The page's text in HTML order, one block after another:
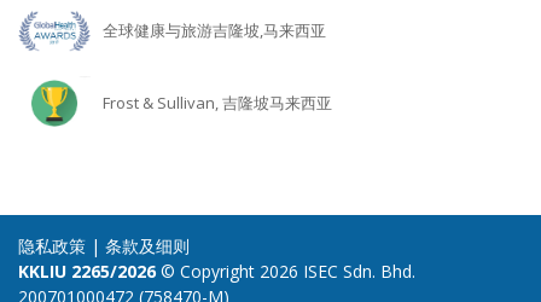
全球健康与旅游吉隆坡,马来西亚
Frost & Sullivan, 吉隆坡马来西亚
隐私政策 | 条款及细则
KKLIU 2265/2026© Copyright 2026 ISEC Sdn. Bhd.
200701000472 (758470-M)